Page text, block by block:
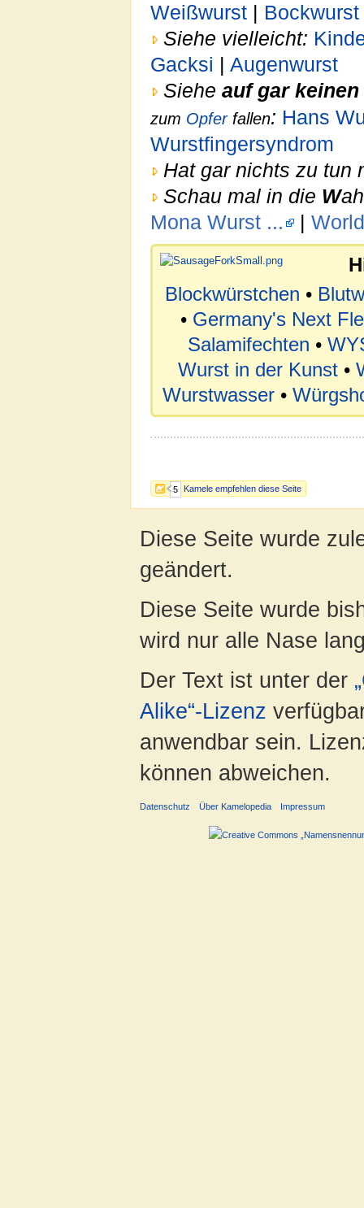
5 Kamele empfehlen diese Seite
Weißwurst | Bockwurst
Siehe vielleicht:
Gacksi | Augenwurst
Siehe auf gar keinen
zum Opferfallen: Hans
Wurstfingersyndrom
Hat gar nichts zu tun
Schau mal in die W
Mona Wurst ...
|
Blockwürstchen •
• Germany's Next
Salamifechten •
Wurst in der Kunst•
Wurstwasser•
Diese Seite wurde
geändert.
Diese Seite wurde
wird nur alle Nase
Der Text ist unter der
Alike“-Lizenz
anwendbar sein.
können abweichen.
Datenschutz Über Kamelopedia Impressum